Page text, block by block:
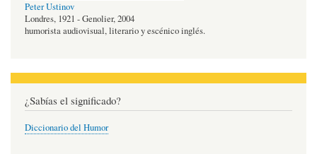
Peter Ustinov
Londres, 1921 - Genolier, 2004
humorista audiovisual, literario y escénico inglés.
¿Sabías el significado?
Diccionario del Humor